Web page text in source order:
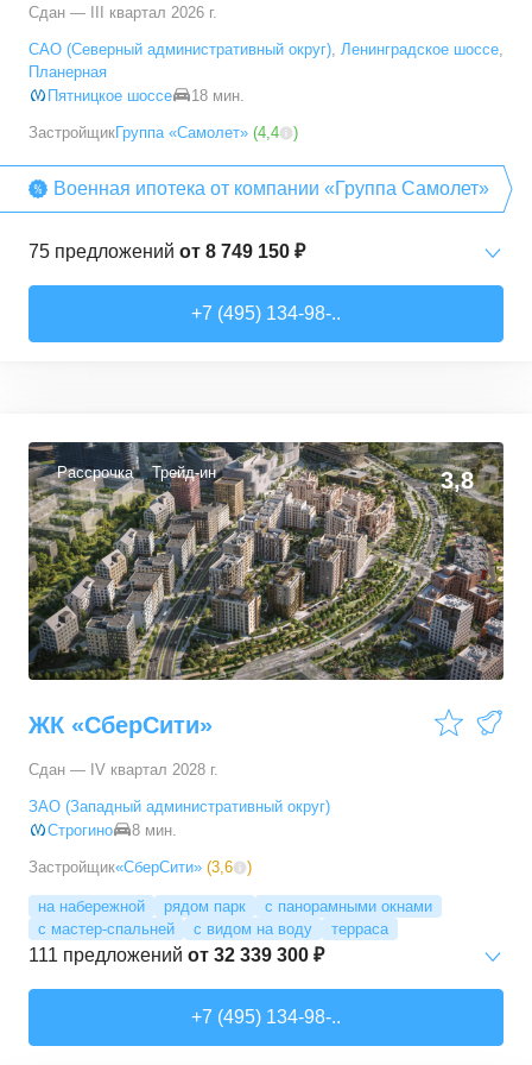
94,7– 94,7м² 1 предложение
Сдан — III квартал 2026 г.
САО (Северный административный округ), Ленинградское шоссе,
Планерная
Пятницкое шоссе
18 мин.
ЗастройщикГруппа «Самолет» (4,4 )
Военная ипотека от компании «Группа Самолет»
75 предложений от 8 749 150 ₽
2-комн. кв. от13 372 380 ₽
53,05–62,7м² 10 предложений
3-комн. кв. от17 498 090 ₽
76,45–81,28м² 11 предложений
4-комн. кв. от24 367 690 ₽
+7 (495) 134-98-..
Рассрочка Трейд-ин 3,8
ЖК «СберСити»
Сдан — IV квартал 2028 г.
ЗАО (Западный административный округ)
Строгино
8 мин.
Застройщик«СберСити» (3,6 )
на набережной рядом парк
с панорамными окнами
с мастер-спальней
с видом на воду терраса
111 предложений от 32 339 300 ₽
+7 (495) 134-98-..